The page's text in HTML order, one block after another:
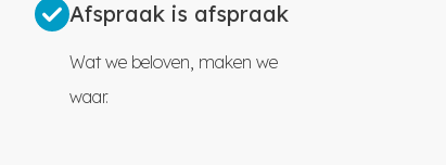
Afspraak is afspraak
Wat we beloven, maken we
waar.